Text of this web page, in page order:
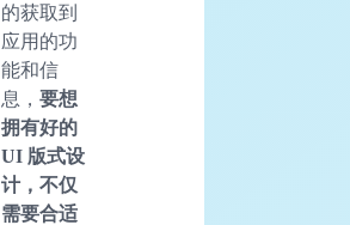
的获取到
应用的功
能和信
息， 要想
拥有好的
UI 版式设
计，不仅
需要合适